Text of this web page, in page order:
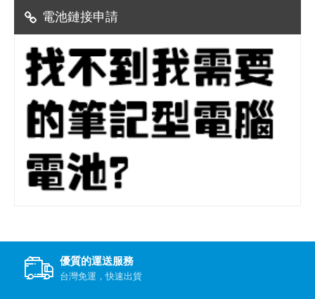
電池鏈接申請
優質的運送服務
台灣免運，快速出貨